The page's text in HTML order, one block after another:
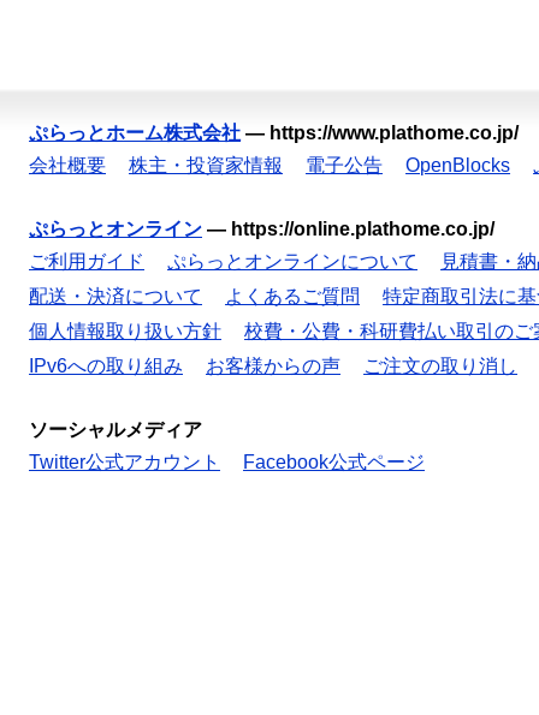
ぷらっとホーム株式会社 — https://www.plathome.co.jp/
会社概要
株主・投資家情報 電子公告 OpenBlocks
ぷらっとオンライン — https://online.plathome.co.jp/
ご利用ガイド
ぷらっとオンラインについて
見積書・
配送・決済について
よくあるご質問
特定商取引法に
個人情報取り扱い方針
校費・公費・科研費払い取引のご
IPv6への取り組み
お客様からの声 ご注文の取り消し
ソーシャルメディア
Twitter公式アカウント
Facebook公式ページ